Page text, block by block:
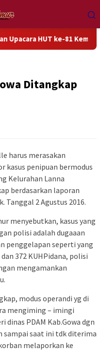
ke-81 Kemerdekaan RI
Ditangkap
harus merasakan
kasus penipuan bermodus
Kelurahan Lanna
berdasarkan laporan
Tanggal 2 Agustus 2016.
menyebutkan, kasus yang
polisi adalah dugaaan
penggelapan seperti yang
372 KUHPidana, polisi
mengamankan
modus operandi yg di
mengiming – imingi
dinas PDAM Kab.Gowa dgn
sampai saat ini tdk diterima
melaporkan ke